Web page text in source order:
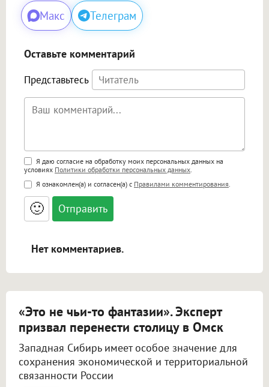
Макс Телеграм
Оставьте комментарий
Представьтесь
Поддержка HTML
<b>, <strong>, <u>, <i>, <em>, <s>, <big>,
<small>, <sup>, <sub>, <pre>, <ul>, <ol>, <li>,
<blockquote>, <code> экранирует HTML,
адреса URL автоматически становятся
ссылками, и [img]адрес[/img] будет
Я даю согласие на обработку моих персональных данных на
условиях Политики обработки персональных данных.
Я ознакомлен(а) и согласен(а) с Правилами комментирования.
🙂
Нет комментариев.
«Это не чьи-то фантазии». Эксперт
призвал перенести столицу в Омск
Западная Сибирь имеет особое значение для
сохранения экономической и территориальной
связанности России